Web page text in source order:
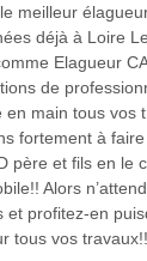
meilleur
déjà à Loire
Elagueur
de
main tous vos
fortement à
père et fils en le
Alors
et profitez-en
tous vos